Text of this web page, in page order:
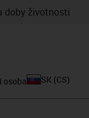
doby životnosti
osoba SK (CS)